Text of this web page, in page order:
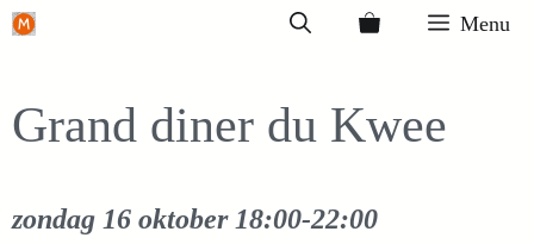
Ga
inhoud
Menu
Grand diner du Kwee
zondag 16 oktober 18:00-22:00